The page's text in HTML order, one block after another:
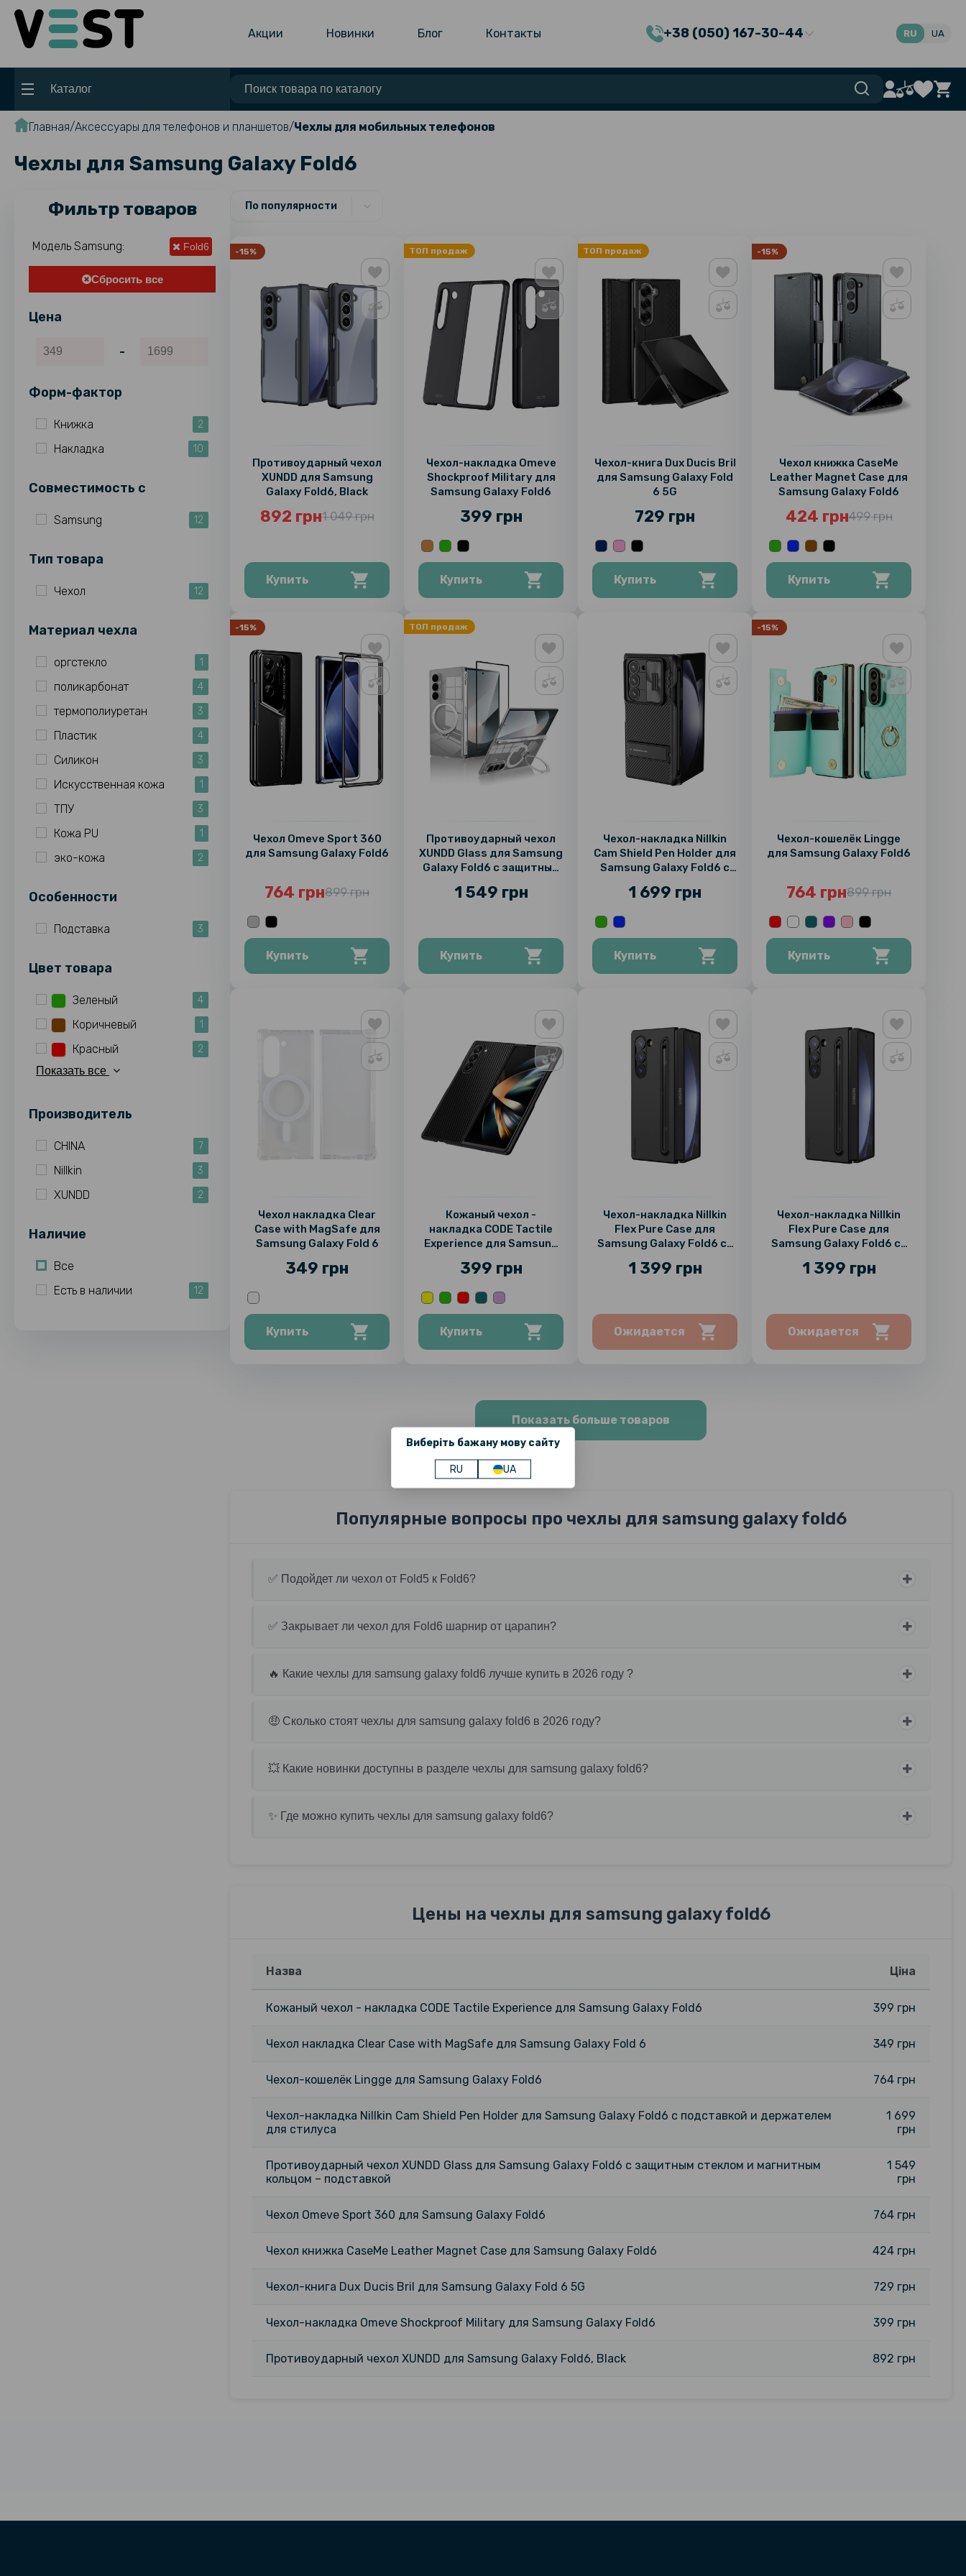
Акции Новинки Блог Контакты +38 (050) 167-30-44
Виберіть бажану мову сайту
RU UA
RU UA
Каталог
Главная Аксессуары для телефонов и планшетов Чехлы для мобильных телефонов
Чехлы для Samsung Galaxy Fold6
Фильтр товаров
Модель Samsung: Fold6
Сбросить все
Цена
-
Форм-фактор
Книжка 2
Накладка 10
Совместимость c
Samsung 12
Тип товара
Чехол 12
Материал чехла
оргстекло 1
поликарбонат 4
термополиуретан 3
Пластик 4
Силикон 3
Искусственная кожа 1
ТПУ 3
Кожа PU 1
эко-кожа 2
Особенности
Подставка 3
Цвет товара
Зеленый 4
Коричневый 1
Красный
2
Показать все
Производитель
CHINA 7
Nillkin 3
XUNDD 2
Наличие
Все
Есть в наличии
12
По популярности
-15%
Противоударный чехол
XUNDD для Samsung
Galaxy Fold6, Black
892 грн1 049 грн
Купить
ТОП продаж
Чехол-накладка Omeve
Shockproof Military для
Samsung Galaxy Fold6
399 грн
Купить
ТОП продаж
Чехол-книга Dux Ducis Bril
для Samsung Galaxy Fold
6 5G
729 грн
Купить
-15%
Чехол книжка CaseMe
Leather Magnet Case для
Samsung Galaxy Fold6
424 грн499 грн
Купить
-15%
Чехол Omeve Sport 360
для Samsung Galaxy Fold6
764 грн899 грн
Купить
ТОП продаж
Противоударный чехол
XUNDD Glass для Samsung
Galaxy Fold6 с защитным
кольцом – подставкой
1 549 грн
Купить
Чехол-накладка Nillkin
Cam Shield Pen Holder для
Samsung Galaxy Fold6 c
держателем для стилуса
1 699 грн
Купить
-15%
Чехол-кошелёк Lingge
для Samsung Galaxy Fold6
764 грн899 грн
Купить
Чехол накладка Clear
Case with MagSafe для
Samsung Galaxy Fold 6
349 грн
Купить
Кожаный чехол -
накладка CODE Tactile
Experience для Samsung
399 грн
Купить
Чехол-накладка Nillkin
Flex Pure Case для
Samsung Galaxy Fold6 cо
1 399 грн
Ожидается
Чехол-накладка Nillkin
Flex Pure Case для
Samsung Galaxy Fold6 cо
1 399 грн
Ожидается
Показать больше товаров
Популярные вопросы про чехлы для samsung galaxy fold6
✅ Подойдет ли чехол от Fold5 к Fold6?
✅ Закрывает ли чехол для Fold6 шарнир от царапин?
🔥 Какие чехлы для samsung galaxy fold6 лучше купить в 2026 году ?
🤑 Сколько стоят чехлы для samsung galaxy fold6 в 2026 году?
💥 Какие новинки доступны в разделе чехлы для samsung galaxy fold6?
✨ Где можно купить чехлы для samsung galaxy fold6?
Цены на чехлы для samsung galaxy fold6
Назва Ціна
Кожаный чехол - накладка CODE Tactile Experience для Samsung Galaxy Fold6 399 грн
Чехол накладка Clear Case with MagSafe для Samsung Galaxy Fold 6 349 грн
Чехол-кошелёк Lingge для Samsung Galaxy Fold6 764 грн
Чехол-накладка Nillkin Cam Shield Pen Holder для Samsung Galaxy Fold6 c подставкой и держателем
для стилуса
1 699
грн
Противоударный чехол XUNDD Glass для Samsung Galaxy Fold6 с защитным стеклом и магнитным
кольцом – подставкой
1 549
грн
Чехол Omeve Sport 360 для Samsung Galaxy Fold6 764 грн
Чехол книжка CaseMe Leather Magnet Case для Samsung Galaxy Fold6 424 грн
Чехол-книга Dux Ducis Bril для Samsung Galaxy Fold 6 5G 729 грн
Чехол-накладка Omeve Shockproof Military для Samsung Galaxy Fold6 399 грн
Противоударный чехол XUNDD для Samsung Galaxy Fold6, Black 892 грн